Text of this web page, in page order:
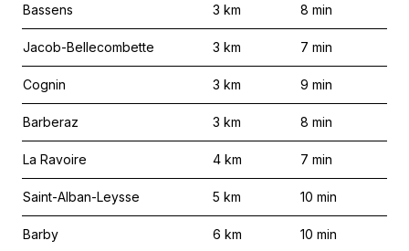
Bassens 3 km 8 min
Jacob-Bellecombette 3 km 7 min
Cognin 3 km 9 min
Barberaz 3 km 8 min
La Ravoire 4 km 7 min
Saint-Alban-Leysse 5 km 10 min
Barby 6 km 10 min